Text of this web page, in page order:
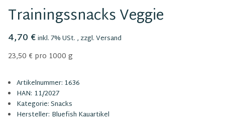
Trainingssnacks Veggie
4,70 €inkl. 7% USt. , zzgl.Versand
23,50 € pro 1000 g
Artikelnummer: 1636
HAN: 11/2027
Kategorie:Snacks
Hersteller: Bluefish Kauartikel